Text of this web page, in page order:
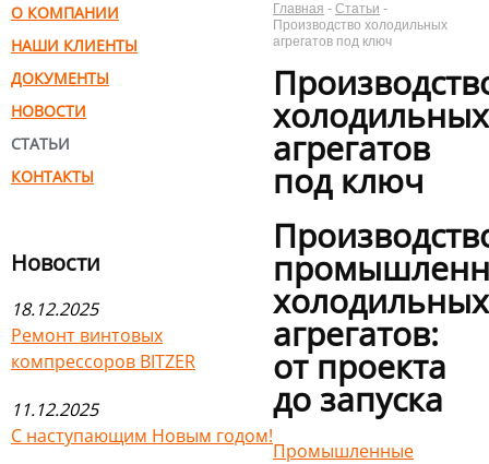
О КОМПАНИИ
НАШИ КЛИЕНТЫ
ДОКУМЕНТЫ
НОВОСТИ
СТАТЬИ
КОНТАКТЫ
Новости
18.12.2025
Ремонт винтовых
компрессоров BITZER
11.12.2025
С наступающим Новым годом!
Главная - Статьи -
Производство холодильных
агрегатов под ключ
холодильных
агрегатов
под ключ
холодильных
агрегатов:
от проекта
до запуска
Промышленные